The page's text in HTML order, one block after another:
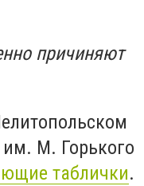
причиняют
им. М. Горького
таблички.